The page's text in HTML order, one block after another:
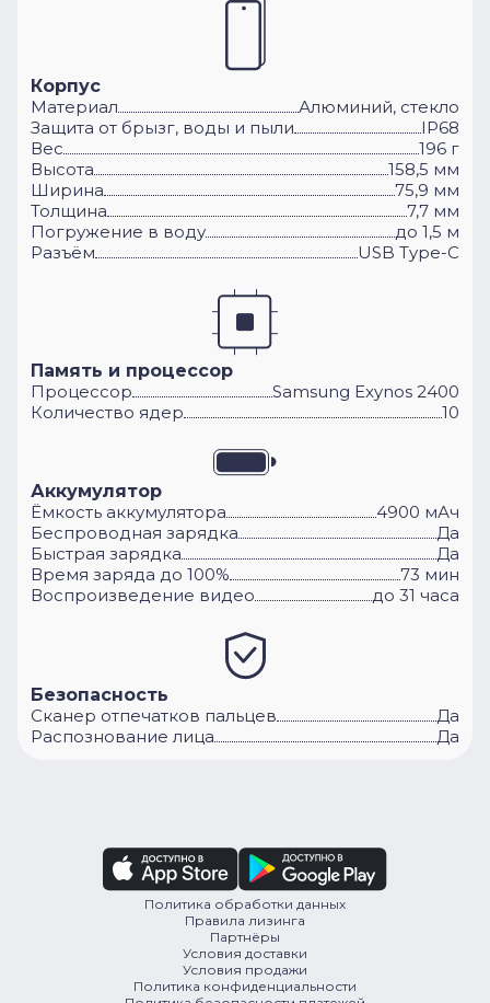
Корпус
Материал
Алюминий, стекло
Защита от брызг, воды и пыли
IP68
Вес
196 г
Высота
158,5 мм
Ширина
75,9 мм
Толщина
7,7 мм
Погружение в воду
до 1,5 м
Разъём
USB Type-C
Память и процессор
Процессор
Samsung Exynos 2400
Количество ядер
10
Аккумулятор
Ёмкость аккумулятора
4900 мАч
Беспроводная зарядка
Да
Быстрая зарядка
Да
Время заряда до 100%
73 мин
Воспроизведение видео
до 31 часа
Безопасность
Сканер отпечатков пальцев
Да
Распознование лица
Да
Политика обработки данных
Правила лизинга
Партнёры
Условия доставки
Условия продажи
Политика конфиденциальности